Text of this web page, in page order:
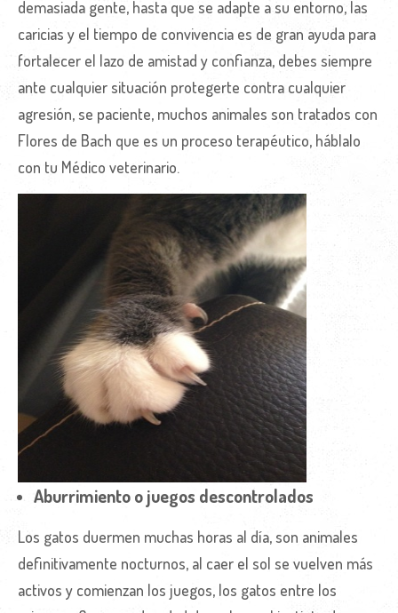
demasiada gente, hasta que se adapte a su entorno, las
caricias y el tiempo de convivencia es de gran ayuda para
fortalecer el lazo de amistad y confianza, debes siempre
ante cualquier situación protegerte contra cualquier
agresión, se paciente, muchos animales son tratados con
Flores de Bach que es un proceso terapéutico, háblalo
con tu Médico veterinario.
Aburrimiento o juegos descontrolados
Los gatos duermen muchas horas al día, son animales
definitivamente nocturnos, al caer el sol se vuelven más
activos y comienzan los juegos, los gatos entre los